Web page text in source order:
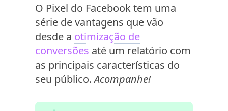
O Pixel do Facebook tem uma
série de vantagens que vão
desde a otimização de
conversões até um relatório com
as principais características do
seu público.Acompanhe!